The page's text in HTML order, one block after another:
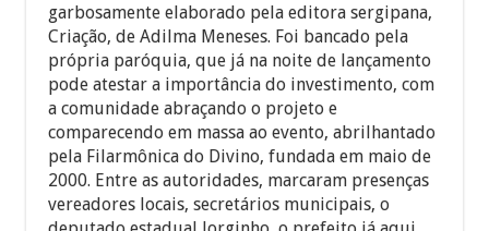
garbosamente elaborado pela editora sergipana,
Criação, de Adilma Meneses. Foi bancado pela
própria paróquia, que já na noite de lançamento
pode atestar a importância do investimento, com
a comunidade abraçando o projeto e
comparecendo em massa ao evento, abrilhantado
pela Filarmônica do Divino, fundada em maio de
2000. Entre as autoridades, marcaram presenças
vereadores locais, secretários municipais, o